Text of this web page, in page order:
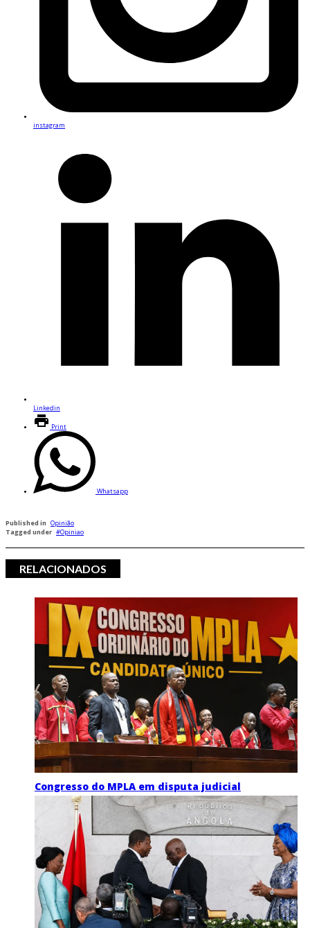
instagram
Linkedin
Print
Whatsapp
Published in Opinião
Tagged under
Opiniao
RELACIONADOS
Congresso do MPLA em disputa judicial